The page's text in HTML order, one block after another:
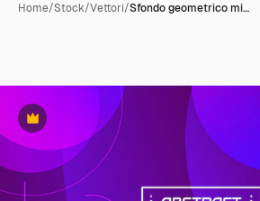
Home/Stock/Vettori/Sfondo geometrico mi…
Premium